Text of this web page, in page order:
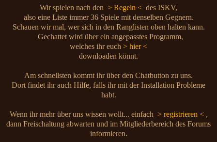
Wir spielen nach den > Regeln < des ISKV,
also eine Liste immer 36 Spiele mit denselben Gegnern.
Schauen wir mal, wer sich in den Ranglisten oben halten kann.
Gechattet wird über ein angepasstes Programm,
welches ihr euch > hier <
downloaden könnt.
Am schnellsten kommt ihr über den Chatbutton zu uns.
Dort findet ihr auch Hilfe, falls ihr mit der Installation Probleme
habt.
Wenn ihr mehr über uns wissen wollt... einfach > registrieren < ,
dann Freischaltung abwarten und im Mitgliederbereich des Forums
informieren.